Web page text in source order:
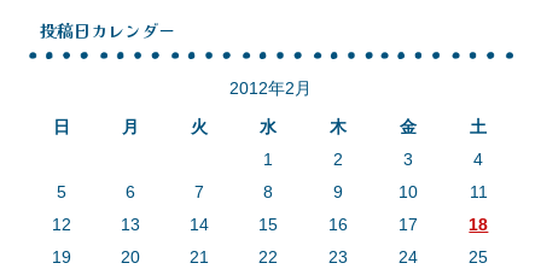
投稿日カレンダー
2012年2月
日
月 火 水 木 金 土
1 2 3
4
5
6 7 8 9 10
11
12
13 14 15 16 17
18
19
20 21 22 23 24
25